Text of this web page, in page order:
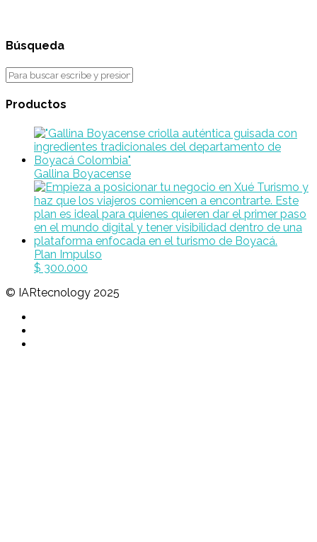
Búsqueda
Productos
Gallina Boyacense
Plan Impulso
$ 300.000
© IARtecnology 2025